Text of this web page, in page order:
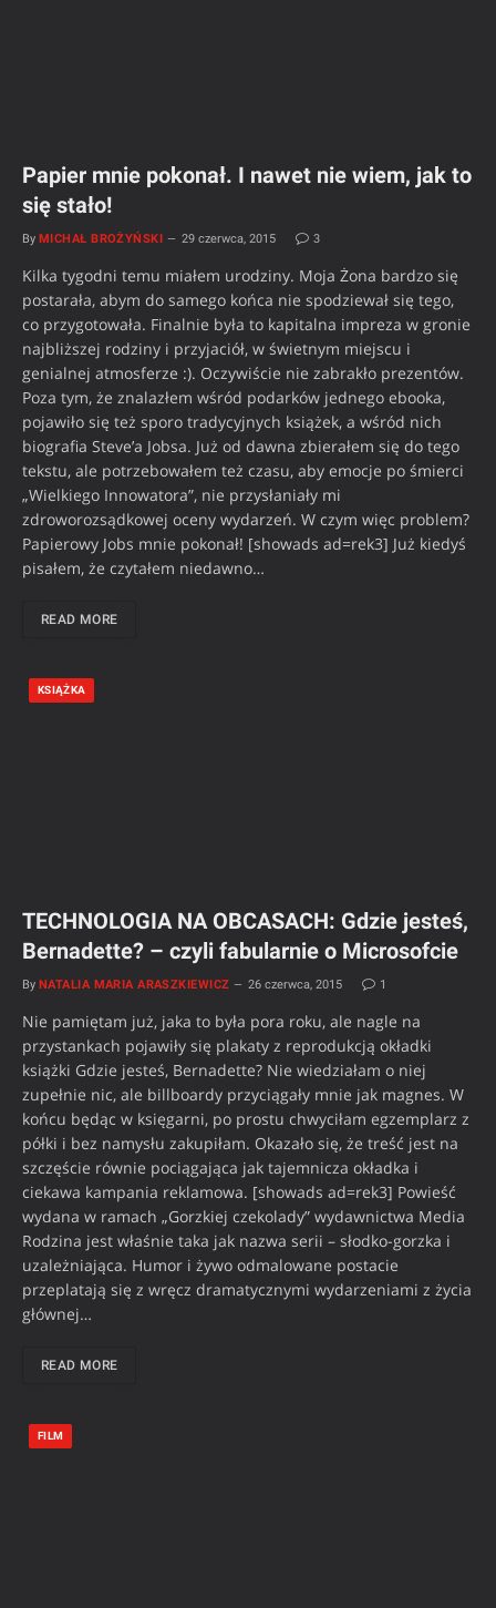
Papier mnie pokonał. I nawet nie wiem, jak to
się stało!
By MICHAŁ BROŻYŃSKI 29 czerwca, 2015 3
Kilka tygodni temu miałem urodziny. Moja Żona bardzo się
postarała, abym do samego końca nie spodziewał się tego,
co przygotowała. Finalnie była to kapitalna impreza w gronie
najbliższej rodziny i przyjaciół, w świetnym miejscu i
genialnej atmosferze :). Oczywiście nie zabrakło prezentów.
Poza tym, że znalazłem wśród podarków jednego ebooka,
pojawiło się też sporo tradycyjnych książek, a wśród nich
biografia Steve’a Jobsa. Już od dawna zbierałem się do tego
tekstu, ale potrzebowałem też czasu, aby emocje po śmierci
„Wielkiego Innowatora”, nie przysłaniały mi
zdroworozsądkowej oceny wydarzeń. W czym więc problem?
Papierowy Jobs mnie pokonał! [showads ad=rek3] Już kiedyś
pisałem, że czytałem niedawno…
READ MORE
KSIĄŻKA
TECHNOLOGIA NA OBCASACH: Gdzie jesteś,
Bernadette? – czyli fabularnie o Microsofcie
By NATALIA MARIA ARASZKIEWICZ 26 czerwca, 2015 1
Nie pamiętam już, jaka to była pora roku, ale nagle na
przystankach pojawiły się plakaty z reprodukcją okładki
książki Gdzie jesteś, Bernadette? Nie wiedziałam o niej
zupełnie nic, ale billboardy przyciągały mnie jak magnes. W
końcu będąc w księgarni, po prostu chwyciłam egzemplarz z
półki i bez namysłu zakupiłam. Okazało się, że treść jest na
szczęście równie pociągająca jak tajemnicza okładka i
ciekawa kampania reklamowa. [showads ad=rek3] Powieść
wydana w ramach „Gorzkiej czekolady” wydawnictwa Media
Rodzina jest właśnie taka jak nazwa serii – słodko-gorzka i
uzależniająca. Humor i żywo odmalowane postacie
przeplatają się z wręcz dramatycznymi wydarzeniami z życia
głównej…
READ MORE
FILM